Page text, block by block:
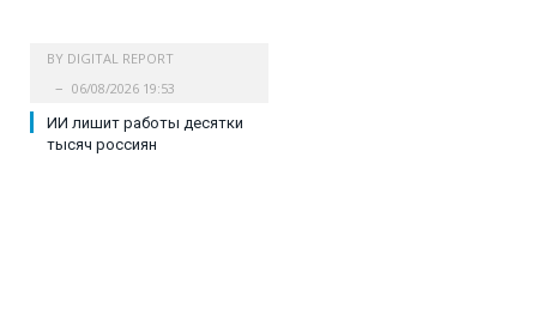
BY DIGITAL REPORT
06/08/2026 19:53
ИИ лишит работы десятки
тысяч россиян